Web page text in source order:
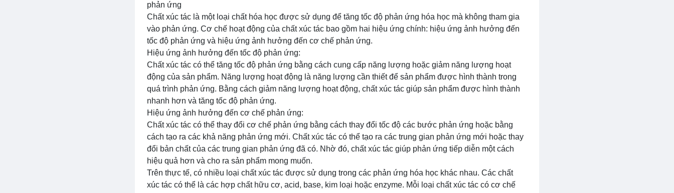
phản ứng
Chất xúc tác là một loại chất hóa học được sử dụng để tăng tốc độ phản ứng hóa học mà không tham gia
vào phản ứng. Cơ chế hoạt động của chất xúc tác bao gồm hai hiệu ứng chính: hiệu ứng ảnh hưởng đến
tốc độ phản ứng và hiệu ứng ảnh hưởng đến cơ chế phản ứng.
Hiệu ứng ảnh hưởng đến tốc độ phản ứng:
Chất xúc tác có thể tăng tốc độ phản ứng bằng cách cung cấp năng lượng hoặc giảm năng lượng hoạt
động của sản phẩm. Năng lượng hoạt động là năng lượng cần thiết để sản phẩm được hình thành trong
quá trình phản ứng. Bằng cách giảm năng lượng hoạt động, chất xúc tác giúp sản phẩm được hình thành
nhanh hơn và tăng tốc độ phản ứng.
Hiệu ứng ảnh hưởng đến cơ chế phản ứng:
Chất xúc tác có thể thay đổi cơ chế phản ứng bằng cách thay đổi tốc độ các bước phản ứng hoặc bằng
cách tạo ra các khả năng phản ứng mới. Chất xúc tác có thể tạo ra các trung gian phản ứng mới hoặc thay
đổi bản chất của các trung gian phản ứng đã có. Nhờ đó, chất xúc tác giúp phản ứng tiếp diễn một cách
hiệu quả hơn và cho ra sản phẩm mong muốn.
Trên thực tế, có nhiều loại chất xúc tác được sử dụng trong các phản ứng hóa học khác nhau. Các chất
xúc tác có thể là các hợp chất hữu cơ, acid, base, kim loại hoặc enzyme. Mỗi loại chất xúc tác có cơ chế